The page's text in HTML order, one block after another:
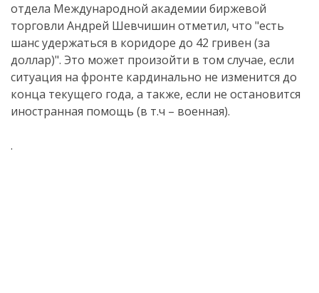
отдела Международной академии биржевой
торговли Андрей Шевчишин отметил, что "есть
шанс удержаться в коридоре до 42 гривен (за
доллар)". Это может произойти в том случае, если
ситуация на фронте кардинально не изменится до
конца текущего года, а также, если не остановится
иностранная помощь (в т.ч – военная).
.